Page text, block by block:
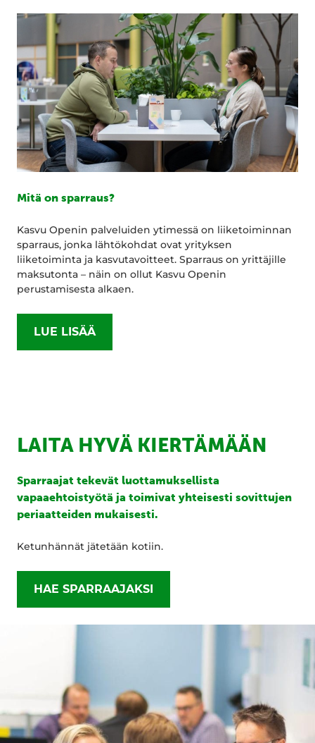
Mitä on sparraus?
Kasvu Openin palveluiden ytimessä on liiketoiminnan
sparraus, jonka lähtökohdat ovat yrityksen
liiketoiminta ja kasvutavoitteet. Sparraus on yrittäjille
maksutonta – näin on ollut Kasvu Openin
perustamisesta alkaen.
LUE LISÄÄ
LAITA HYVÄ KIERTÄMÄÄN
Sparraajat tekevät luottamuksellista
vapaaehtoistyötä ja toimivat yhteisesti sovittujen
periaatteiden mukaisesti.
Ketunhännät jätetään kotiin.
HAE SPARRAAJAKSI